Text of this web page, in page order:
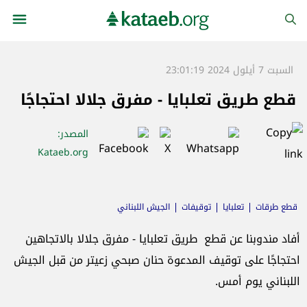
السبت 7 أيلول 2024 23:01:19
قطع طريق تعلبايا - مفرق جلالا احتجاجًا
المصدر:
Kataeb.org
قطع طرقات تعلبايا توقيفات الجيش اللبناني
أفاد مندوبنا عن قطع طريق تعلبايا - مفرق جلالا بالاتجاهين
احتجاجًا على توقيف المدعوة حنان صبحي زعيتر من قبل الجيش
اللبناني يوم أمس.